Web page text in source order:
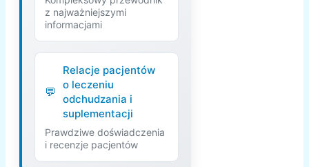
z najważniejszymi
informacjami
Relacje pacjentów
o leczeniu
odchudzania i
suplementacji
Prawdziwe doświadczenia
i recenzje pacjentów